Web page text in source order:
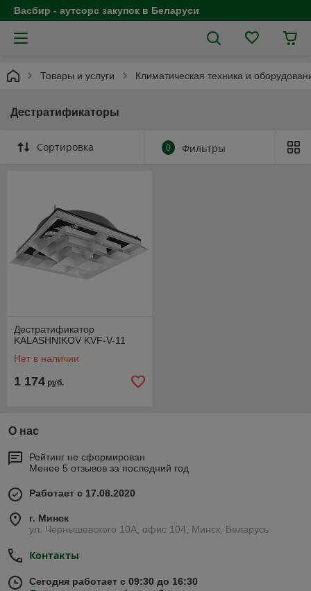
Васбир - аутсорс закупок в Беларуси
Товары и услуги Климатическая техника и
Дестратификаторы
Сортировка 0 Фильтры
Дестратификатор
KALASHNIKOV KVF-V-11
Нет в наличии
1 174 руб.
О нас
Рейтинг не сформирован
Менее 5 отзывов за последний год
Работает с 17.08.2020
г. Минск
ул. Чернышевского 10А, офис 104, Минск, Беларусь
Контакты
Сегодня работает с 09:30 до 16:30